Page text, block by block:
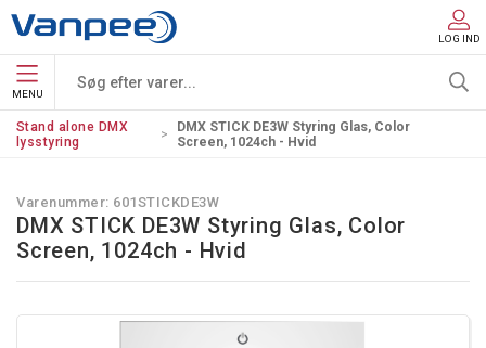
LOG IND
MENU
Stand alone DMX
lysstyring
DMX STICK DE3W Styring Glas, Color
Screen, 1024ch - Hvid
Varenummer: 601STICKDE3W
DMX STICK DE3W Styring Glas, Color
Screen, 1024ch - Hvid